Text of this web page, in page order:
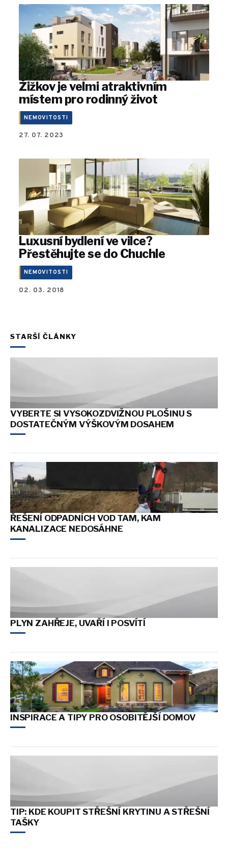
Žižkov je velmi atraktivním
místem pro rodinný život
NEMOVITOSTI
27. 07. 2023
Luxusní bydlení ve vilce?
Přestěhujte se do Chuchle
NEMOVITOSTI
02. 03. 2018
STARŠÍ ČLÁNKY
VYBERTE SI VYSOKOZDVIŽNOU PLOŠINU S
DOSTATEČNÝM VÝŠKOVÝM DOSAHEM
ŘEŠENÍ ODPADNÍCH VOD TAM, KAM
KANALIZACE NEDOSÁHNE
PLYN ZAHŘEJE, UVAŘÍ I POSVÍTÍ
INSPIRACE A TIPY PRO OSOBITĚJŠÍ DOMOV
TIP: KDE KOUPIT STŘEŠNÍ KRYTINU A STŘEŠNÍ
TAŠKY